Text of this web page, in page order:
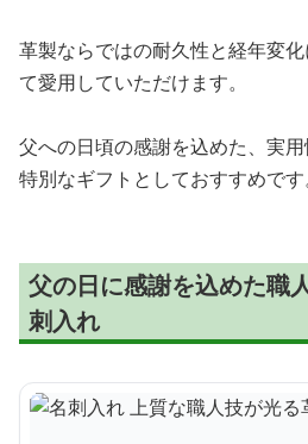
革製ならではの耐久性と経年変
て愛用していただけます。
父への日頃の感謝を込めた、実
特別なギフトとしておすすめです
父の日に感謝を込めた職
刺入れ